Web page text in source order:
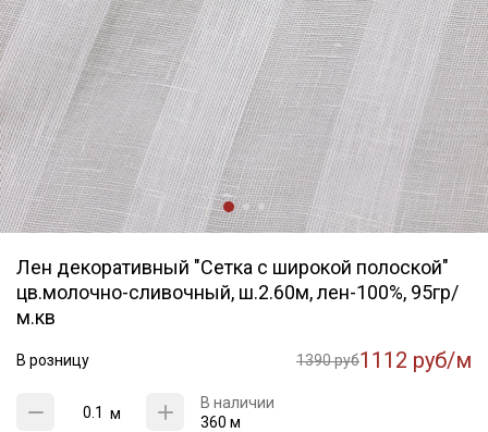
Лен декоративный "Сетка с широкой полоской"
цв.молочно-сливочный, ш.2.60м, лен-100%, 95гр/
м.кв
В розницу 1390 руб1112 руб/м
м
В наличии
360 м